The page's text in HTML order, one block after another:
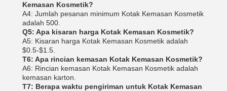
Kemasan Kosmetik?
A4: Jumlah pesanan minimum Kotak Kemasan Kosmetik
adalah 500.
Q5: Apa kisaran harga Kotak Kemasan Kosmetik?
A5: Kisaran harga Kotak Kemasan Kosmetik adalah
$0.5-$1.5.
T6: Apa rincian kemasan Kotak Kemasan Kosmetik?
A6: Rincian kemasan Kotak Kemasan Kosmetik adalah
kemasan karton.
T7: Berapa waktu pengiriman untuk Kotak Kemasan